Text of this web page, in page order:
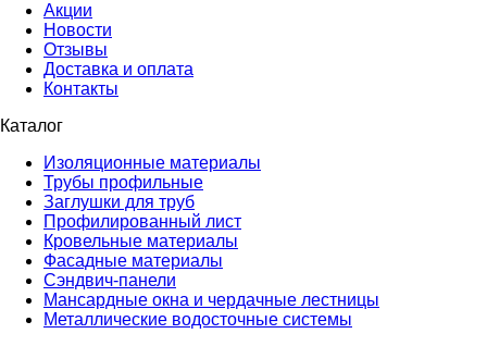
Акции
Новости
Отзывы
Доставка и оплата
Контакты
Каталог
Изоляционные материалы
Трубы профильные
Заглушки для труб
Профилированный лист
Кровельные материалы
Фасадные материалы
Сэндвич-панели
Мансардные окна и чердачные лестницы
Металлические водосточные системы